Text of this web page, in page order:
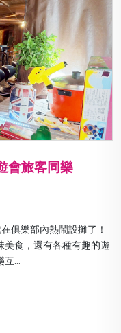
會旅客同樂
俱樂部內熱鬧設攤了！
美食，還有各種有趣的遊
互...